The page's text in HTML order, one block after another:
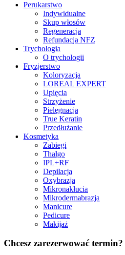
Perukarstwo
Indywidualne
Skup włosów
Regeneracja
Refundacja NFZ
Trychologia
O trychologii
Fryzjerstwo
Koloryzacja
LOREAL EXPERT
Upięcia
Strzyżenie
Pielęgnacja
True Keratin
Przedłużanie
Kosmetyka
Zabiegi
Thalgo
IPL+RF
Depilacja
Oxybrazja
Mikronakłucia
Mikrodermabrazja
Manicure
Pedicure
Makijaż
Chcesz zarezerwować termin?